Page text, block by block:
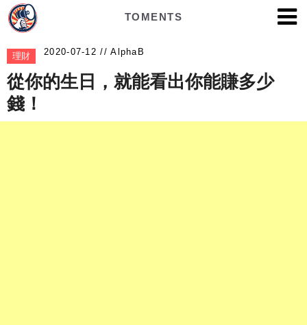
TOMENTS
理財 AlphaB
從你的生日，就能看出你能賺多少
錢！